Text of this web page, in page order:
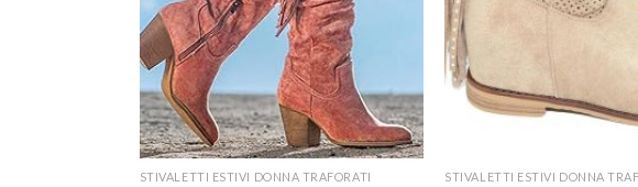
STIVALETTI ESTIVI DONNA TRAFORATI STIVALETTI ESTIVI DONNA